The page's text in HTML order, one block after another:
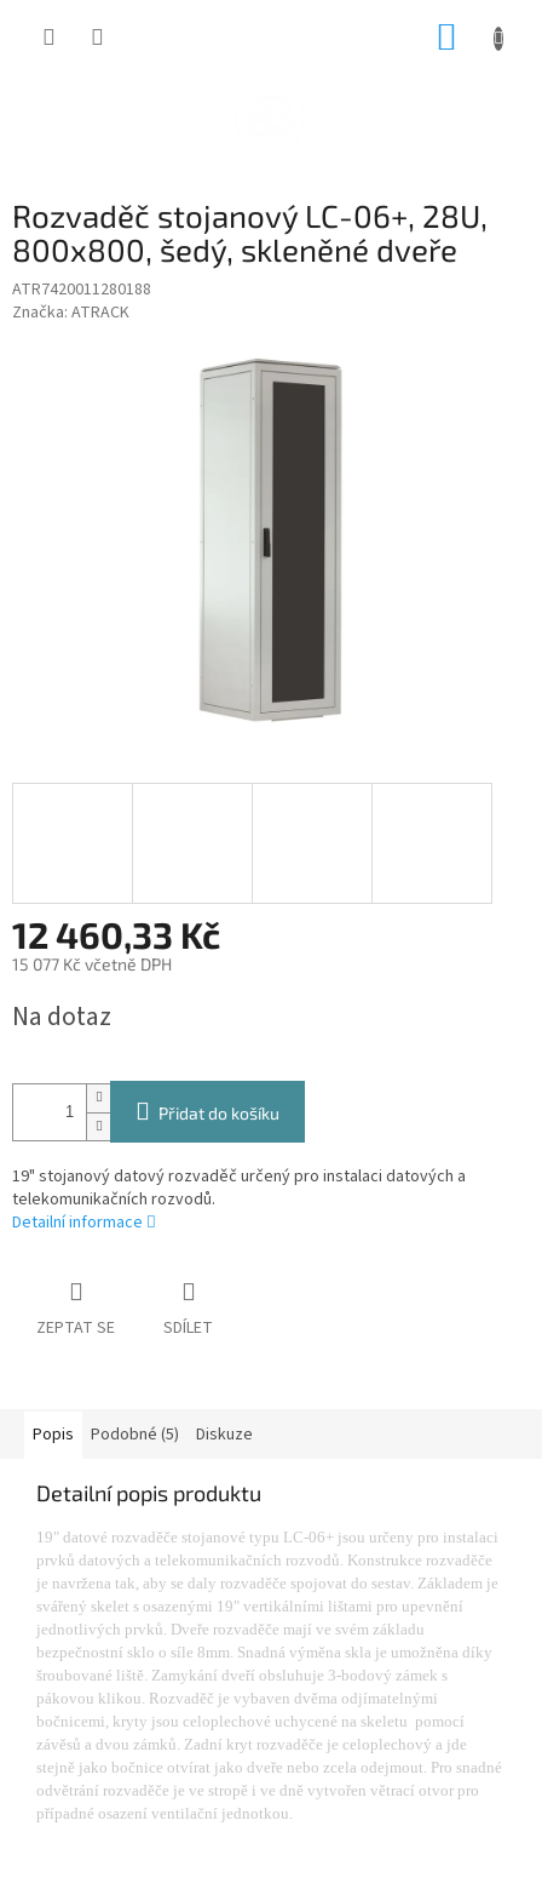
Rozvaděč stojanový LC-06+, 28U,
800x800, šedý, skleněné dveře
ATR7420011280188
Značka: ATRACK
12 460,33 Kč
15 077 Kč včetně DPH
cena:
Na dotaz
Přidat do košíku
19" stojanový datový rozvaděč určený pro instalaci datových a
telekomunikačních rozvodů.
Detailní informace
ZEPTAT SE SDÍLET
Popis Podobné (5) Diskuze
Detailní popis produktu
19" datové rozvaděče stojanové typu LC-06+ jsou určeny pro instalaci
prvků datových a telekomunikačních rozvodů. Konstrukce rozvaděče
je navržena tak, aby se daly rozvaděče spojovat do sestav. Základem je
svářený skelet s osazenými 19" vertikálními lištami pro upevnění
jednotlivých prvků. Dveře rozvaděče mají ve svém základu
bezpečnostní sklo o síle 8mm. Snadná výměna skla je umožněna díky
šroubované liště. Zamykání dveří obsluhuje 3-bodový zámek s
pákovou klikou. Rozvaděč je vybaven dvěma odjímatelnými
bočnicemi, kryty jsou celoplechové uchycené na skeletu pomocí
závěsů a dvou zámků. Zadní kryt rozvaděče je celoplechový a jde
stejně jako bočnice otvírat jako dveře nebo zcela odejmout. Pro snadné
odvětrání rozvaděče je ve stropě i ve dně vytvořen větrací otvor pro
případné osazení ventilační jednotkou.